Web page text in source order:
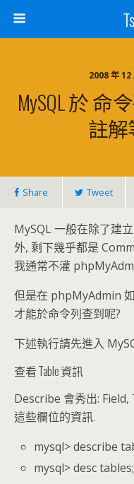
2008 年
MySQL 於 命
註
Share Tweet
MySQL 一般在除了建
外, 剩下幾乎都是
我通常不灌
但是在 phpMyAdmin
才能於命令列查到呢?
下述執行請先進入
查看 Table 資訊
Describe 會秀出:
這些欄位的資訊.
mysql> describe
mysql> desc